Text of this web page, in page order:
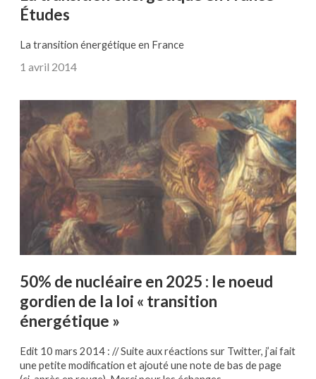
Études
La transition énergétique en France
1 avril 2014
50% de nucléaire en 2025 : le noeud
gordien de la loi « transition
énergétique »
Edit 10 mars 2014 : // Suite aux réactions sur Twitter, j’ai fait
une petite modification et ajouté une note de bas de page